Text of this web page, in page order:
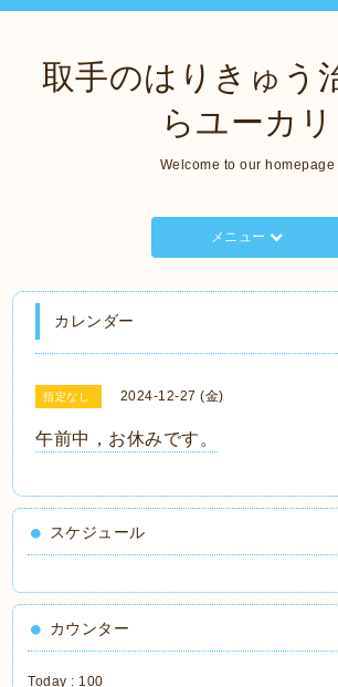
取手のはりきゅう
らユーカリ
Welcome to our homepage
メニュー
カレンダー
指定なし 2024-12-27 (金)
午前中，お休みです。
スケジュール
カウンター
Today : 100